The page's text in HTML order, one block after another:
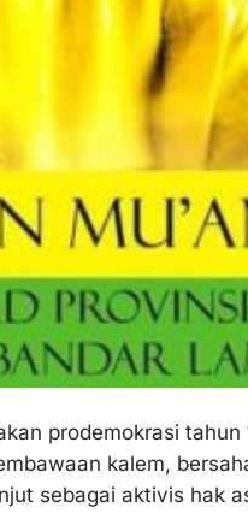
prodemokrasi
kalem,
sebagai aktivis hak